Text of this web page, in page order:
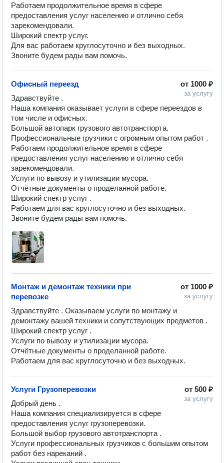
Работаем продолжительное время в сфере
предоставления услуг населению и отлично себя
зарекомендовали.
Широкий спектр услуг.
Для вас работаем круглосуточно и без выходных.
Звоните будем рады вам помочь.
от 1000 ₽
за услугу
Офисный переезд
Здравствуйте .
Наша компания оказывает услуги в сфере переездов в
том числе и офисных.
Большой автопарк грузового автотранспорта.
Профессиональные грузчики с огромным опытом работ .
Работаем продолжительное время в сфере
предоставления услуг населению и отлично себя
зарекомендовали.
Услуги по вывозу и утилизации мусора.
Отчётные документы о проделанной работе.
Широкий спектр услуг .
Работаем для вас круглосуточно и без выходных.
Звоните будем рады вам помочь.
от 1000 ₽
за услугу
Монтаж и демонтаж техники при
перевозке
Здравствуйте . Оказываем услуги по монтажу и
демонтажу вашей техники и сопутствующих предметов .
Широкий спектр услуг .
Услуги по вывозу и утилизации мусора.
Отчётные документы о проделанной работе.
Работаем для вас круглосуточно и без выходных.
от 500 ₽
за услугу
Услуги Грузоперевозки
Добрый день .
Наша компания специализируется в сфере
предоставления услуг грузоперевозки.
Большой выбор грузового автотранспорта .
Услуги профессиональных грузчиков с большим опытом
работ без нареканий .